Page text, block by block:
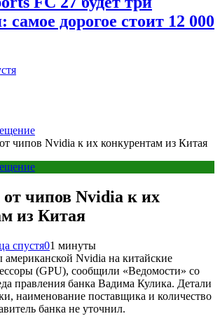
самое дорогое стоит 12 000
чипов Nvidia к их конкурентам из Китая
чипов Nvidia к их
из Китая
спустя01 минуты
Nvidia на китайские
(GPU), сообщили «Ведомости» со
правления банка Вадима Кулика. Детали
наименование поставщика и количество
банка не уточнил.